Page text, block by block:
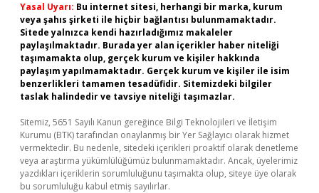
Yasal Uyarı: Bu internet sitesi, herhangi bir marka, kurum
veya şahıs şirketi ile hiçbir bağlantısı bulunmamaktadır.
Sitede yalnızca kendi hazırladığımız makaleler
paylaşılmaktadır. Burada yer alan içerikler haber niteliği
taşımamakta olup, gerçek kurum ve kişiler hakkında
paylaşım yapılmamaktadır. Gerçek kurum ve kişiler ile isim
benzerlikleri tamamen tesadüfidir. Sitemizdeki bilgiler
taslak halindedir ve tavsiye niteliği taşımazlar.
Sitemiz, 5651 Sayılı Kanun gereğince Bilgi Teknolojileri ve İletişim
Kurumu (BTK) tarafından onaylanmış bir Yer Sağlayıcı olarak hizmet
vermektedir. Bu nedenle, sitedeki içerikleri proaktif olarak denetleme
veya araştırma yükümlülüğümüz bulunmamaktadır. Ancak, üyelerimiz
yazdıkları içeriklerin sorumluluğunu taşımakta olup, siteye üye olarak
bu sorumluluğu kabul etmiş sayılırlar.